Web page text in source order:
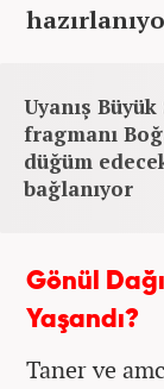
Uyanış
fragmanı
düğüm
bağlanıyor
Gönül
Yaşandı?
Taner ve